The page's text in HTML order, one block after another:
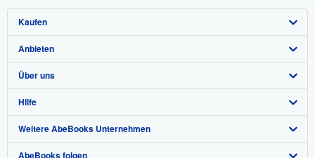
Kaufen
Detailsuche
Sammlungen
Nutzerkonto
Meine Bestellungen
Warenkorb
Anbieten
Verkäufer werden
Partnerprogramm
Empfehlen Sie einen Verkäufer
Über uns
Über uns / Impressum
Presse
Karriere
Hilfe
Hilfebereich
Kundenservice
Weitere AbeBooks Unternehmen
AbeBooks.com
AbeBooks folgen